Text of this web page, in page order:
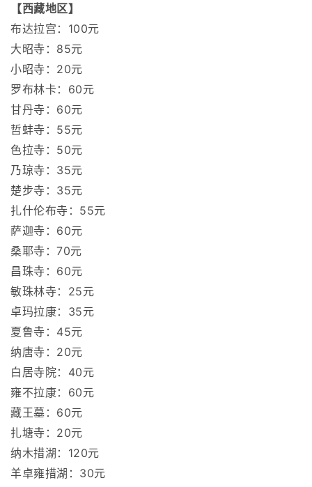
【西藏地区】
布达拉宫：100元
大昭寺：85元
小昭寺：20元
罗布林卡：60元
甘丹寺：60元
哲蚌寺：55元
色拉寺：50元
乃琼寺：35元
楚步寺：35元
扎什伦布寺：55元
萨迦寺：60元
桑耶寺：70元
昌珠寺：60元
敏珠林寺：25元
卓玛拉康：35元
夏鲁寺：45元
纳唐寺：20元
白居寺院：40元
雍不拉康：60元
藏王墓：60元
扎塘寺：20元
纳木措湖：120元
羊卓雍措湖：30元